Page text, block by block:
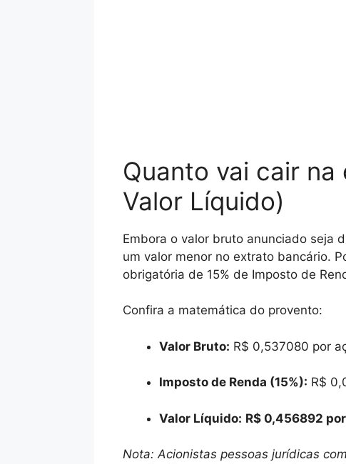
Quanto vai cair
Valor Líquido)
Embora o valor bruto anunciado seja
um valor menor no extrato bancário.
obrigatória de 15% de Imposto de
Confira a matemática do provento:
Valor Bruto: R$ 0,537080 por
Imposto de Renda (15%): R$
Valor Líquido: R$ 0,456892
Nota: Acionistas pessoas jurídicas